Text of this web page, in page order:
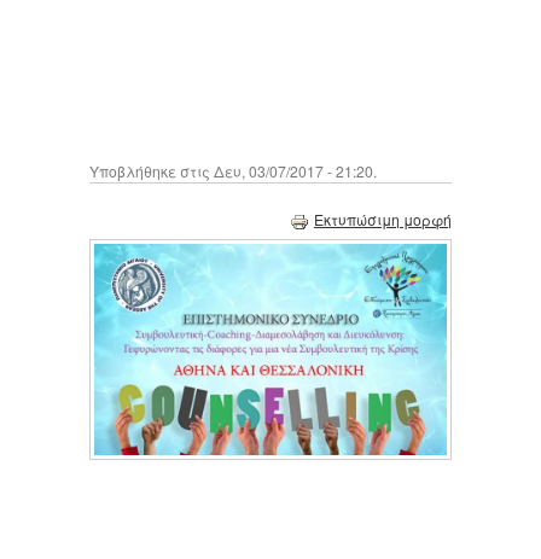
Υποβλήθηκε στις Δευ, 03/07/2017 - 21:20.
Εκτυπώσιμη μορφή